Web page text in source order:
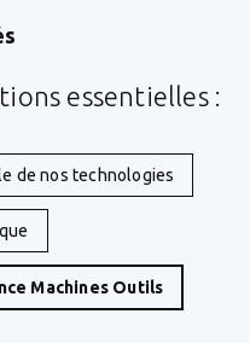
essentielles :
de nos technologies
Machines Outils